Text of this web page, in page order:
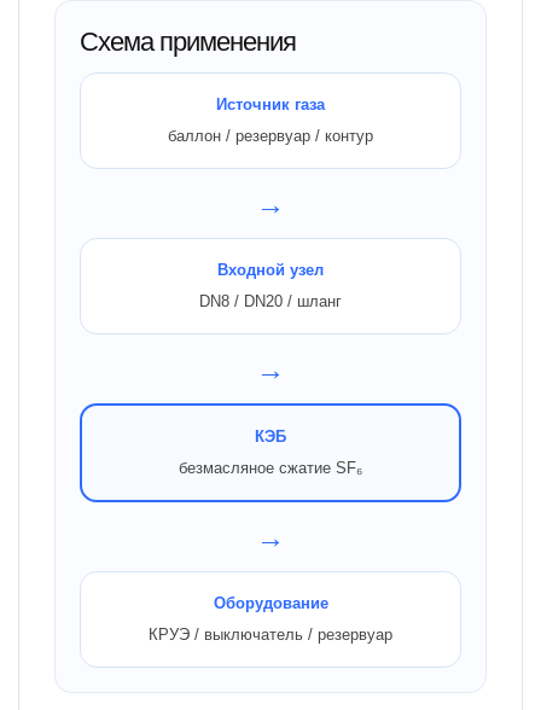
Схема применения
Источник газа
баллон / резервуар / контур
→
Входной узел
DN8 / DN20 / шланг
→
КЭБ
безмасляное сжатие SF₆
→
Оборудование
КРУЭ / выключатель / резервуар